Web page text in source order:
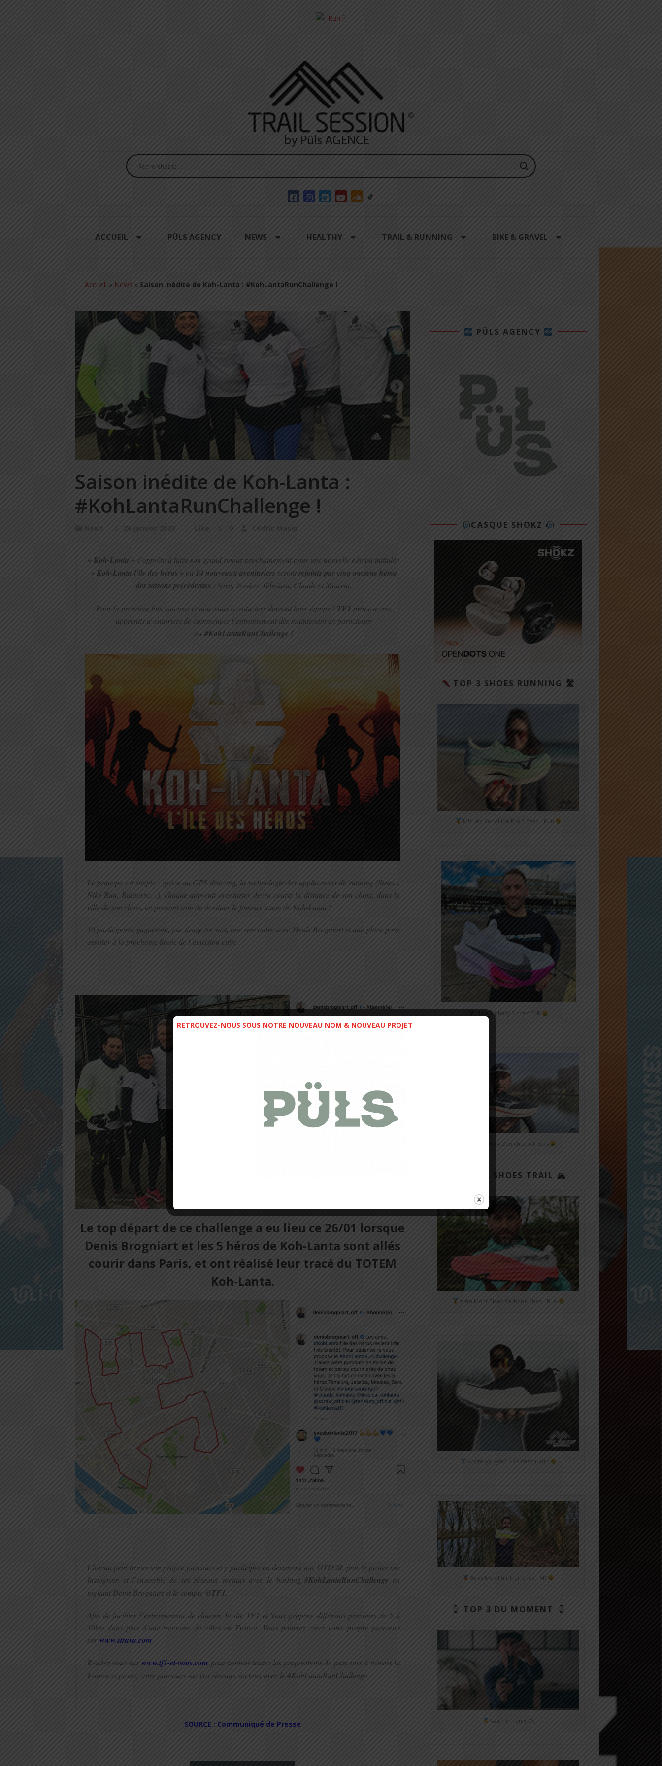
ACCUEIL PÜLS AGENCY NEWS HEALTHY TRAIL & RUNNING BIKE & GRAVEL
Accueil » News » Saison inédite de Koh-Lanta : #KohLantaRunChallenge !
Saison inédite de Koh-Lanta :
#KohLantaRunChallenge !
News 26 janvier 2020 Like 0 Cédric Masip
« Koh-Lanta » s’apprête à faire son grand retour prochainement pour une nouvelle édition intitulée
« Koh-Lanta l’île des héros » où 14 nouveaux aventuriers serontrejoints par cinq anciens héros
des saisons précédentes : Sara, Jessica, Téheiura, Claude et Moussa.
Pour la première fois, anciens et nouveaux aventuriers devront faire équipe ! TF1 propose aux
apprentis aventuriers de commencer l’entrainement dès maintenant en participant
au #KohLantaRunChallenge !
Le principe est simple : grâce au GPS drawing, la technologie des applications de running (Strava,
Nike Run, Runtastic…), chaque apprenti aventurier devra courir la distance de son choix, dans la
ville de son choix, en prenant soin de dessiner le fameux totem de Koh-Lanta !
10 participants gagneront, par tirage au sort, une rencontre avec Denis Brogniart et une place pour
assister à la prochaine finale de l’émission culte.
Le top départ de ce challenge a eu lieu ce 26/01 lorsque
Denis Brogniart et les 5 héros de Koh-Lanta sont allés
courir dans Paris, et ont réalisé leur tracé du TOTEM
Koh-Lanta.
Chacun peut tracer son propre parcours et y participer en dessinant son TOTEM, puis le poster sur
Instagram et l’ensemble de ses réseaux sociaux avec le hashtag#KohLantaRunChallenge en
taguant Denis Brogniart et le compte @TF1.
Afin de faciliter l’entrainement de chacun, le site TF1 et Vous propose différents parcours de 5 à
10km dans plus d’une trentaine de villes en France. Vous pourrez créer votre propre parcours
sur www.strava.com
Rendez-vous sur www.tf1-et-vous.com pour trouver toutes les propositions de parcours à travers la
France et postez votre parcours sur vos réseaux sociaux avec le #KohLantaRunChallenge
SOURCE : Communiqué de Presse
PÜLS AGENCY
CASQUE SHOKZ
TOP 3 SHOES RUNNING 🛣
Mizuno Rebellion Pro 3 chez i-Run
Nike Alphafly 3 chez T4R
Mizuno Neo Zen chez Alltricks
TOP 3 SHOES TRAIL 🏔
Altra Mont Blanc Carbone chez i-Run
Arc'teryx Sylan GTX chez i-Run
Asics MetaFuji Trail chez T4R
TOP 3 DU MOMENT
Garmin Fénix 7X
RETROUVEZ-NOUS SOUS NOTRE NOUVEAU NOM & NOUVEAU PROJET